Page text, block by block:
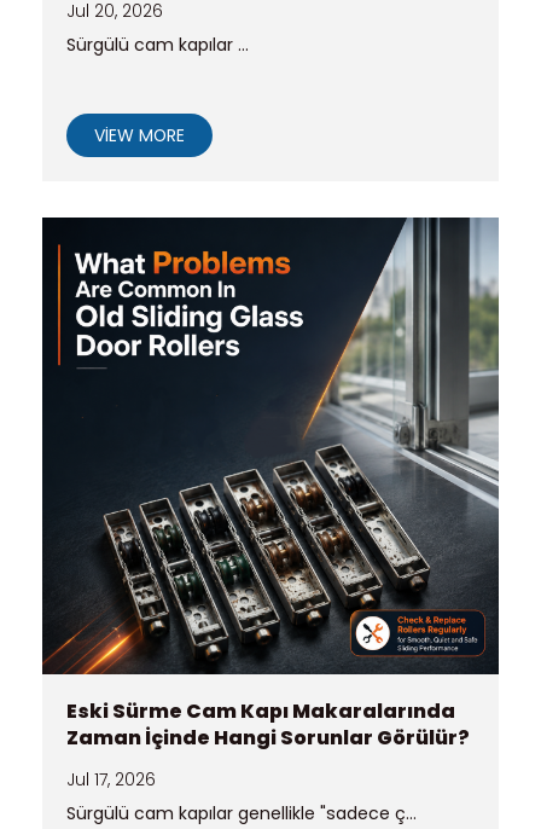
Jul 20, 2026
Sürgülü cam kapılar ...
VIEW MORE
Eski Sürme Cam Kapı Makaralarında
Zaman İçinde Hangi Sorunlar Görülür?
Jul 17, 2026
Sürgülü cam kapılar genellikle "sadece ç...